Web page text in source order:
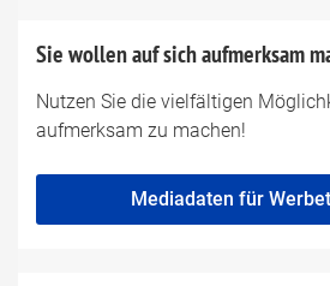
Sie wollen auf sich aufmerksam
Nutzen Sie die vielfältigen
aufmerksam zu machen!
Mediadaten für